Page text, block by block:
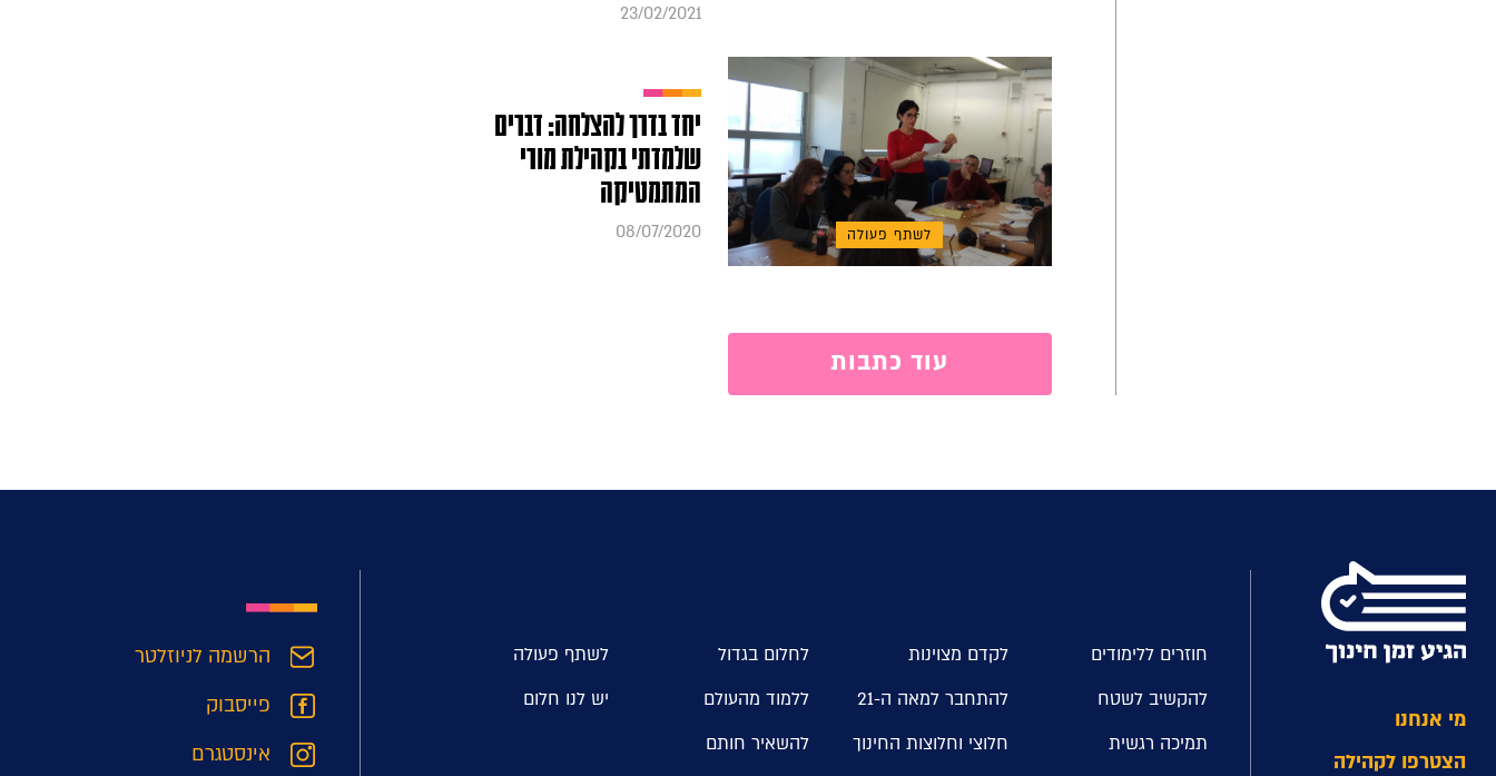
23/02/2021
לשתף פעולה
יחד בדרך להצלחה: דברים
שלמדתי בקהילת מורי
המתמטיקה
08/07/2020
עוד כתבות
מי אנחנו
הצטרפו לקהילה
חוזרים ללימודים לקדם מצוינות לחלום בגדול
לשתף פעולה
להקשיב לשטח
להתחבר למאה ה-21 ללמוד מהעולם
יש לנו חלום
תמיכה רגשית
חלוצי וחלוצות החינוך להשאיר חותם
הרשמה לניוזלטר
פייסבוק
אינסטגרם